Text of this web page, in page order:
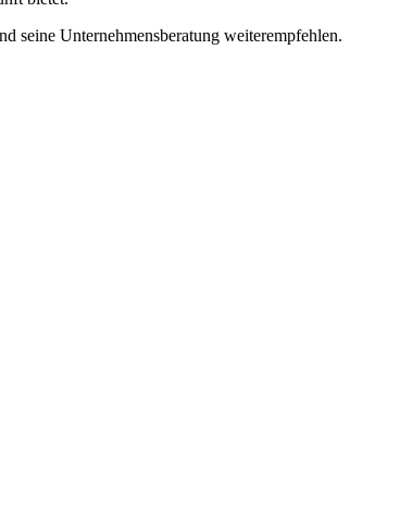
seine Unternehmensberatung weiterempfehlen.